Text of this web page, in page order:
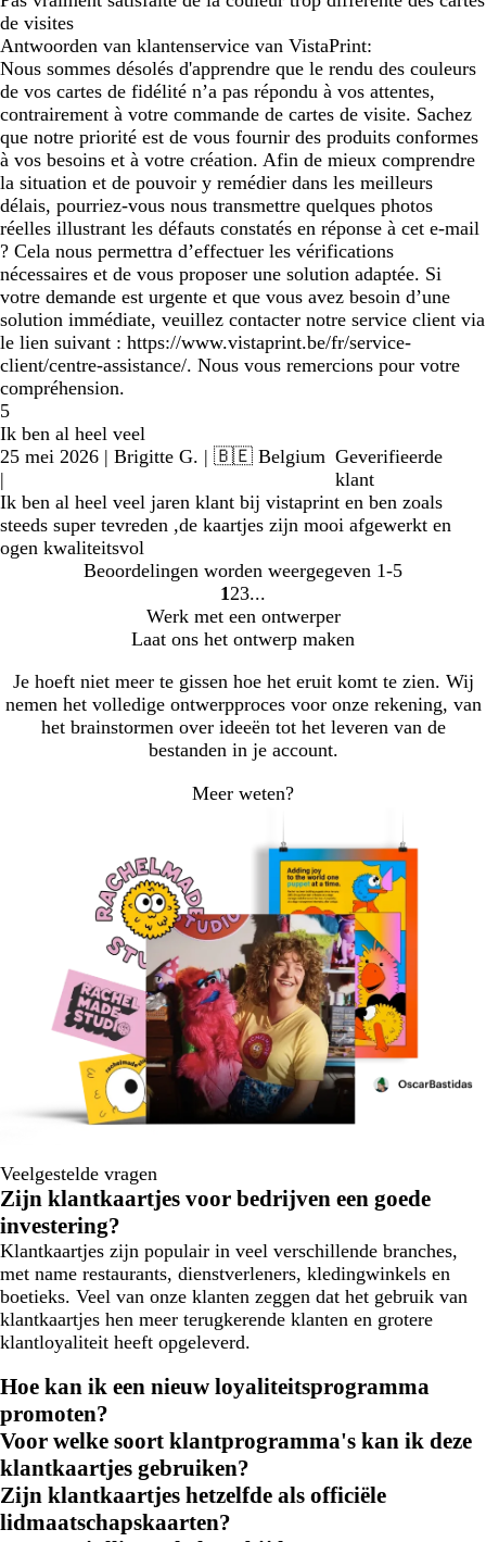
de visites
Antwoorden van klantenservice van VistaPrint:
Nous sommes désolés d'apprendre que le rendu des couleurs
de vos cartes de fidélité n’a pas répondu à vos attentes,
contrairement à votre commande de cartes de visite. Sachez
que notre priorité est de vous fournir des produits conformes
à vos besoins et à votre création. Afin de mieux comprendre
la situation et de pouvoir y remédier dans les meilleurs
délais, pourriez-vous nous transmettre quelques photos
réelles illustrant les défauts constatés en réponse à cet e-mail
? Cela nous permettra d’effectuer les vérifications
nécessaires et de vous proposer une solution adaptée. Si
votre demande est urgente et que vous avez besoin d’une
solution immédiate, veuillez contacter notre service client via
le lien suivant : https://www.vistaprint.be/fr/service-
client/centre-assistance/. Nous vous remercions pour votre
compréhension.
5
Ik ben al heel veel
25 mei 2026 | Brigitte G. | 🇧🇪 Belgium
|
Geverifieerde
klant
Ik ben al heel veel jaren klant bij vistaprint en ben zoals
steeds super tevreden ,de kaartjes zijn mooi afgewerkt en
ogen kwaliteitsvol
Beoordelingen worden weergegeven 1-5
Naar
pagina
1 Naar
pagina
2 Naar
pagina
3
Werk met een ontwerper
Laat ons het ontwerp maken
Je hoeft niet meer te gissen hoe het eruit komt te zien. Wij
nemen het volledige ontwerpproces voor onze rekening, van
het brainstormen over ideeën tot het leveren van de
bestanden in je account.
Meer weten?
Veelgestelde vragen
Zijn klantkaartjes voor bedrijven een goede
investering?
Klantkaartjes zijn populair in veel verschillende branches,
met name restaurants, dienstverleners, kledingwinkels en
boetieks. Veel van onze klanten zeggen dat het gebruik van
klantkaartjes hen meer terugkerende klanten en grotere
klantloyaliteit heeft opgeleverd.
Hoe kan ik een nieuw loyaliteitsprogramma
promoten?
Voor welke soort klantprogramma's kan ik deze
klantkaartjes gebruiken?
Zijn klantkaartjes hetzelfde als officiële
lidmaatschapskaarten?